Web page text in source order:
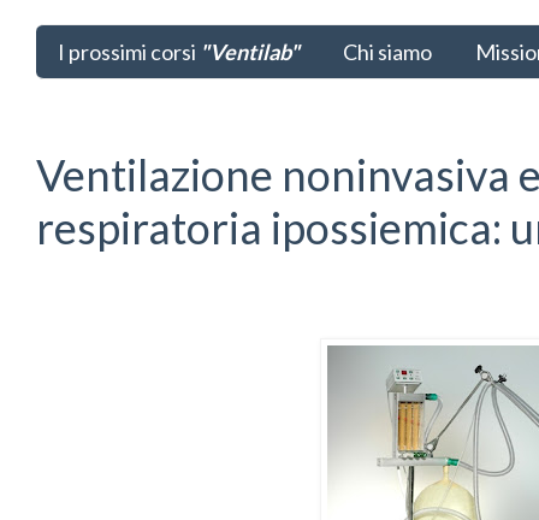
I prossimi corsi "Ventilab" Chi siamo
Ventilazione noninvasiva
respiratoria ipossiemica: